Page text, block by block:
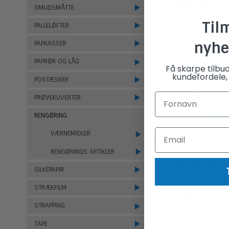
SMUDSMÅTTE
PALLELØFTER
PAPKASSER
PAPRØR OG LÅG
POSTÆSKER
PRØVEKUVERTER
RENGØRING
VÆRNEMIDLER
RENGØRINGS ARTIKLER
SILKEPAPIR
STRÆKFILM
STRAPPING
TAPE
150 cm x 50
Få skarpe